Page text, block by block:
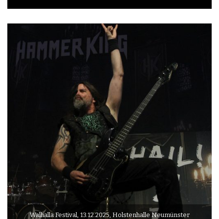
Walhalla Festival, 13.12.2025, Holstenhalle Neumünster